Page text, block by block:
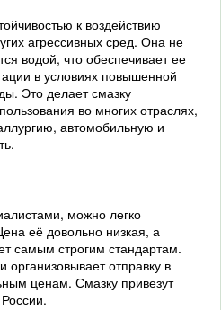
к воздействию
агрессивных сред. Она не
водой, что обеспечивает ее
в условиях повышенной
Это делает смазку
во многих отраслях,
автомобильную и
можно легко
её довольно низкая, а
самым строгим стандартам.
организовывает отправку в
ценам. Смазку привезут